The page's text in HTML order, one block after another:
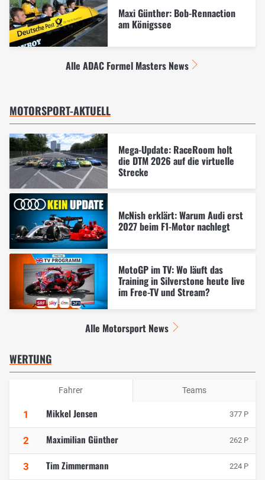
Maxi Günther: Bob-Rennaction
am Königssee
Alle ADAC Formel Masters News
MOTORSPORT-AKTUELL
Mega-Update: RaceRoom holt
die DTM 2026 auf die virtuelle
Strecke
McNish erklärt: Warum Audi erst
2027 beim F1-Motor nachlegt
MotoGP im TV: Wo läuft das
Training in Silverstone heute live
im Free-TV und Stream?
Alle Motorsport News
WERTUNG
Fahrer Teams
1 Mikkel Jensen 377 P
2 Maximilian Günther 262 P
3 Tim Zimmermann 224 P